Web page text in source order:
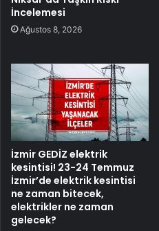
İncelemesi
Ağustos 8, 2026
İzmir GEDİZ elektrik
kesintisi! 23-24 Temmuz
İzmir’de elektrik kesintisi
ne zaman bitecek,
elektrikler ne zaman
gelecek?